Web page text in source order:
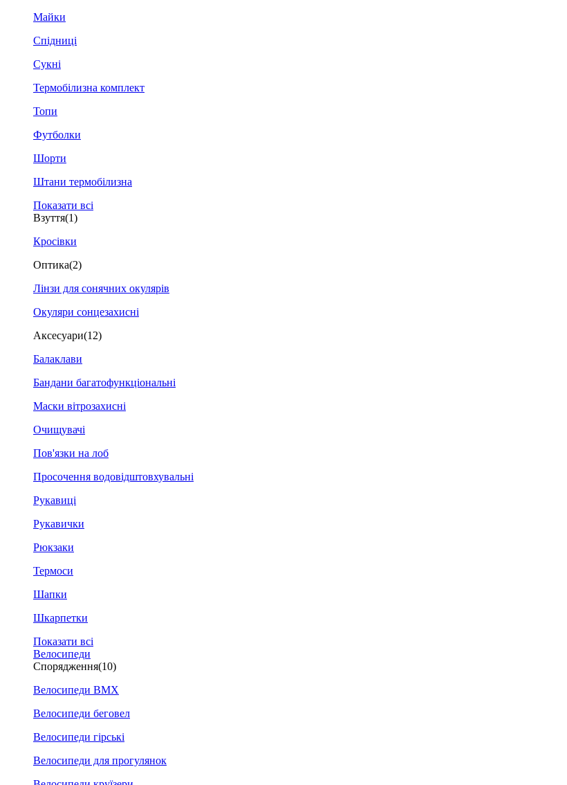
Майки
Спідниці
Сукні
Термобілизна комплект
Топи
Футболки
Шорти
Штани термобілизна
Показати всі
Взуття(1)
Кросівки
Оптика(2)
Лінзи для сонячних окулярів
Окуляри сонцезахисні
Аксесуари(12)
Балаклави
Бандани багатофункціональні
Маски вітрозахисні
Очищувачі
Пов'язки на лоб
Просочення водовідштовхувальні
Рукавиці
Рукавички
Рюкзаки
Термоси
Шапки
Шкарпетки
Показати всі
Велосипеди
Спорядження(10)
Велосипеди BMX
Велосипеди беговел
Велосипеди гірські
Велосипеди для прогулянок